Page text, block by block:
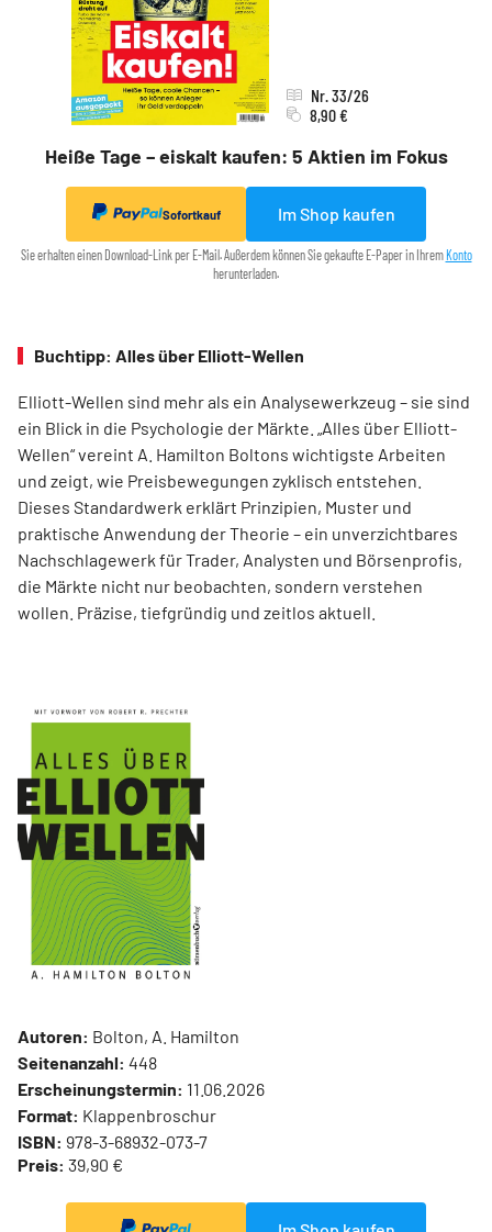
Heiße Tage – eiskalt kaufen: 5 Aktien im Fokus
Nr. 33/26
8,90 €
Sofortkauf Im Shop kaufen
Sie erhalten einen Download-Link per E-Mail. Außerdem können Sie gekaufte E-Paper in Ihrem Konto
herunterladen.
Buchtipp: Alles über Elliott-Wellen
Elliott-Wellen sind mehr als ein Analysewerkzeug – sie sind
ein Blick in die Psychologie der Märkte. „Alles über Elliott-
Wellen“ vereint A. Hamilton Boltons wichtigste Arbeiten
und zeigt, wie Preisbewegungen zyklisch entstehen.
Dieses Standardwerk erklärt Prinzipien, Muster und
praktische Anwendung der Theorie – ein unverzichtbares
Nachschlagewerk für Trader, Analysten und Börsenprofis,
die Märkte nicht nur beobachten, sondern verstehen
wollen. Präzise, tiefgründig und zeitlos aktuell.
Autoren: Bolton, A. Hamilton
Seitenanzahl: 448
Erscheinungstermin: 11.06.2026
Format: Klappenbroschur
ISBN: 978-3-68932-073-7
Preis: 39,90 €